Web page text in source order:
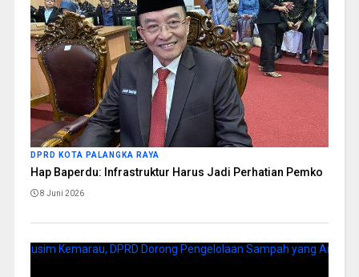
DPRD KOTA PALANGKA RAYA
Hap Baperdu: Infrastruktur Harus Jadi Perhatian Pemko
8 Juni 2026